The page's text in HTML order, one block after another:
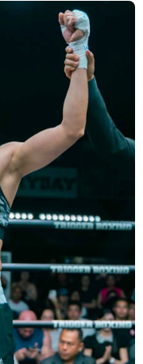
hiệu Nữ võ sĩ xuất sắc
đó lại là một trong
nghiệp lẫy lừng với
Cô đã đánh bại đối
tính điểm đồng
cùng — của cặp đấu này
nhiều tranh cãi trước
lần này, không còn
trội trong suốt 10
nhật